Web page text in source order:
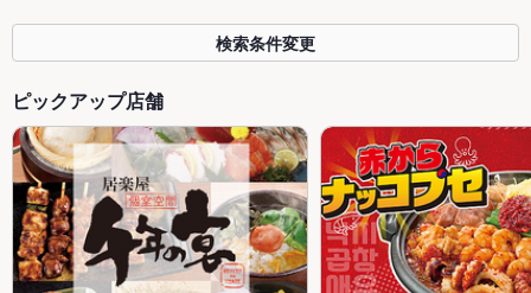
検索条件変更
ピックアップ店舗